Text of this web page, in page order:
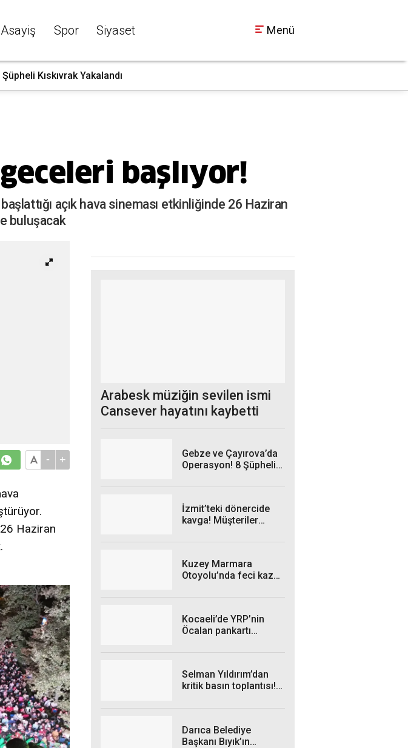
Asayiş Spor Siyaset Menü
Kıskıvrak Yakalandı
başlıyor!
açık hava sineması etkinliğinde 26 Haziran
buluşacak
- +
26 Haziran
Arabesk müziğin sevilen ismi
Cansever hayatını kaybetti
Gebze ve Çayırova’da
Operasyon! 8 Şüpheli
İzmit’teki dönercide
kavga! Müşteriler
Kuzey Marmara
Otoyolu’nda feci kaza!
Kocaeli’de YRP’nin
Öcalan pankartı
Selman Yıldırım’dan
kritik basın toplantısı!
Darıca Belediye
Başkanı Bıyık’ın